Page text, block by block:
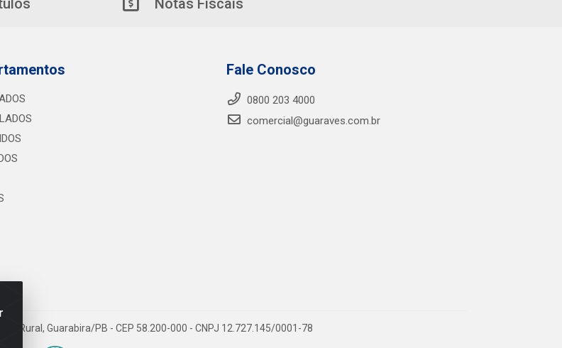
Notas Fiscais
Fale Conosco
0800 203 4000
comercial@guaraves.com.br
Rural, Guarabira/PB - CEP 58.200-000 - CNPJ 12.727.145/0001-78